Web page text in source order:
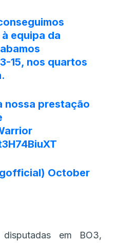
equipa da
15, nos quartos
nossa prestação
October
em BO3,